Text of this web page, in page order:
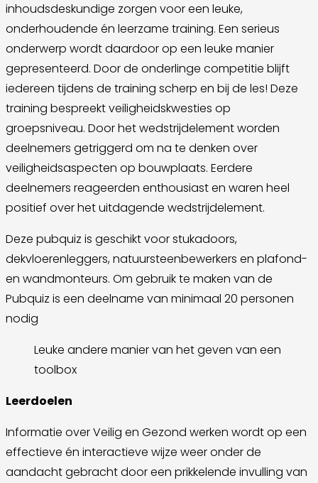
inhoudsdeskundige zorgen voor een leuke,
onderhoudende én leerzame training. Een serieus
onderwerp wordt daardoor op een leuke manier
gepresenteerd. Door de onderlinge competitie blijft
iedereen tijdens de training scherp en bij de les! Deze
training bespreekt veiligheidskwesties op
groepsniveau. Door het wedstrijdelement worden
deelnemers getriggerd om na te denken over
veiligheidsaspecten op bouwplaats. Eerdere
deelnemers reageerden enthousiast en waren heel
positief over het uitdagende wedstrijdelement.
Deze pubquiz is geschikt voor stukadoors,
dekvloerenleggers, natuursteenbewerkers en plafond-
en wandmonteurs. Om gebruik te maken van de
Pubquiz is een deelname van minimaal 20 personen
nodig
Leuke andere manier van het geven van een
toolbox
Leerdoelen
Informatie over Veilig en Gezond werken wordt op een
effectieve én interactieve wijze weer onder de
aandacht gebracht door een prikkelende invulling van